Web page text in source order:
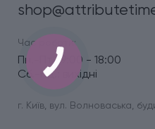
Час роботи:
Пн.-Пт.: 9:00 - 18:00
Сб.-Нд.: вихідні
г. Київ, вул. Волноваська,